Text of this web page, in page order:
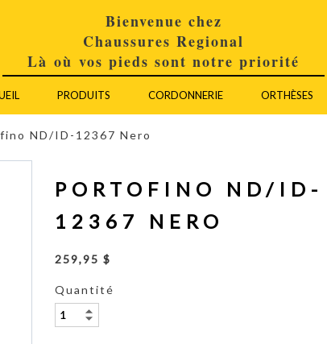
Bienvenue chez
Chaussures Regional
Là où vos pieds sont notre priorité
PRODUITS CORDONNERIE ORTHÈSES
ND/ID-12367 Nero
PORTOFINO ND/ID-
12367 NERO
259,95 $
Quantité